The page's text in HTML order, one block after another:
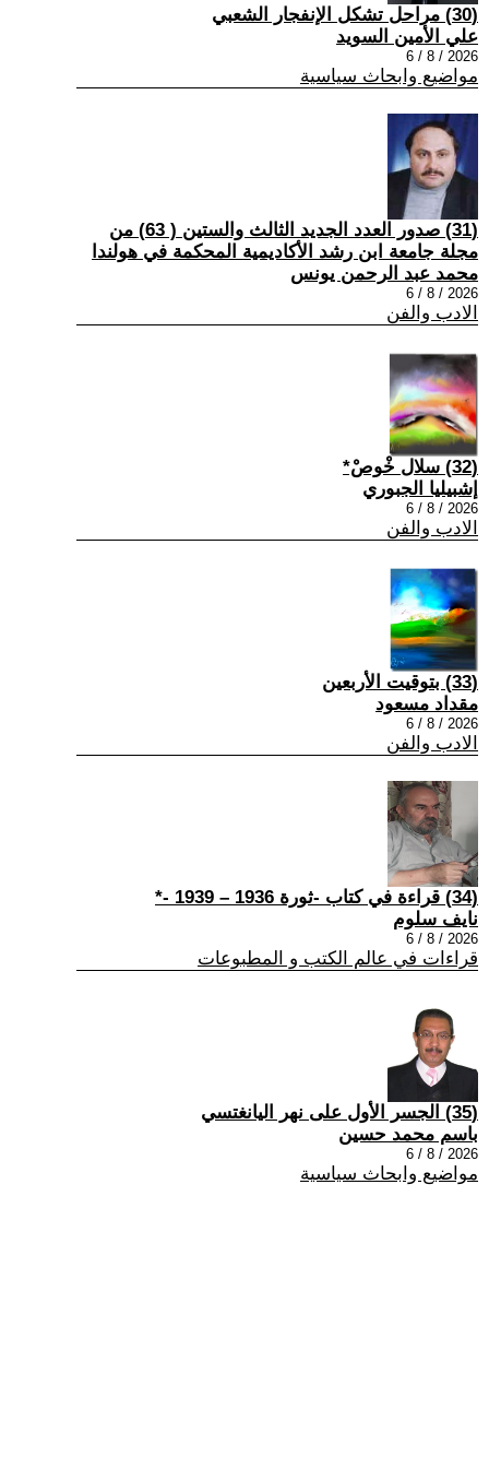
(30) مراحل تشكل الإنفجار الشعبي
علي الأمين السويد
2026 / 8 / 6
مواضيع وابحاث سياسية
(31) صدور العدد الجديد الثالث والستين ( 63) من
مجلة جامعة ابن رشد الأكاديمية المحكمة في هولندا
محمد عبد الرحمن يونس
2026 / 8 / 6
الادب والفن
(32) سلال خْوصْ*
إشبيليا الجبوري
2026 / 8 / 6
الادب والفن
(33) بتوقيت الأربعين
مقداد مسعود
2026 / 8 / 6
الادب والفن
(34) قراءة في كتاب -ثورة 1936 – 1939 -*
نايف سلوم
2026 / 8 / 6
قراءات في عالم الكتب و المطبوعات
(35) الجسر الأول على نهر اليانغتسي
باسم محمد حسين
2026 / 8 / 6
مواضيع وابحاث سياسية